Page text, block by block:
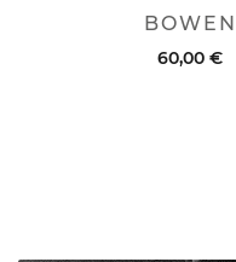
BOWEN
60,00 €